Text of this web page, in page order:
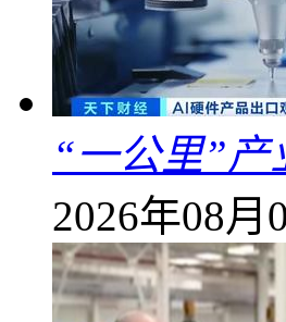
“一公里”
2026年08月